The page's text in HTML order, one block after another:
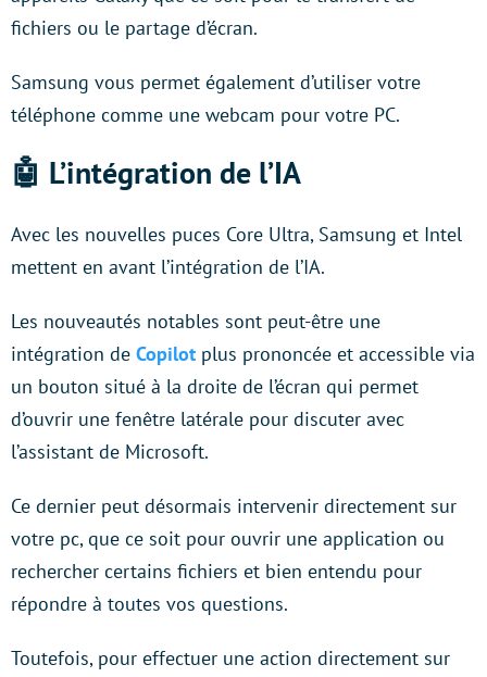
fichiers ou le partage d’écran.
Samsung vous permet également d’utiliser votre
téléphone comme une webcam pour votre PC.
🤖 L’intégration de l’IA
Avec les nouvelles puces Core Ultra, Samsung et Intel
mettent en avant l’intégration de l’IA.
Les nouveautés notables sont peut-être une
intégration de Copilot plus prononcée et accessible via
un bouton situé à la droite de l’écran qui permet
d’ouvrir une fenêtre latérale pour discuter avec
l’assistant de Microsoft.
Ce dernier peut désormais intervenir directement sur
votre pc, que ce soit pour ouvrir une application ou
rechercher certains fichiers et bien entendu pour
répondre à toutes vos questions.
Toutefois, pour effectuer une action directement sur